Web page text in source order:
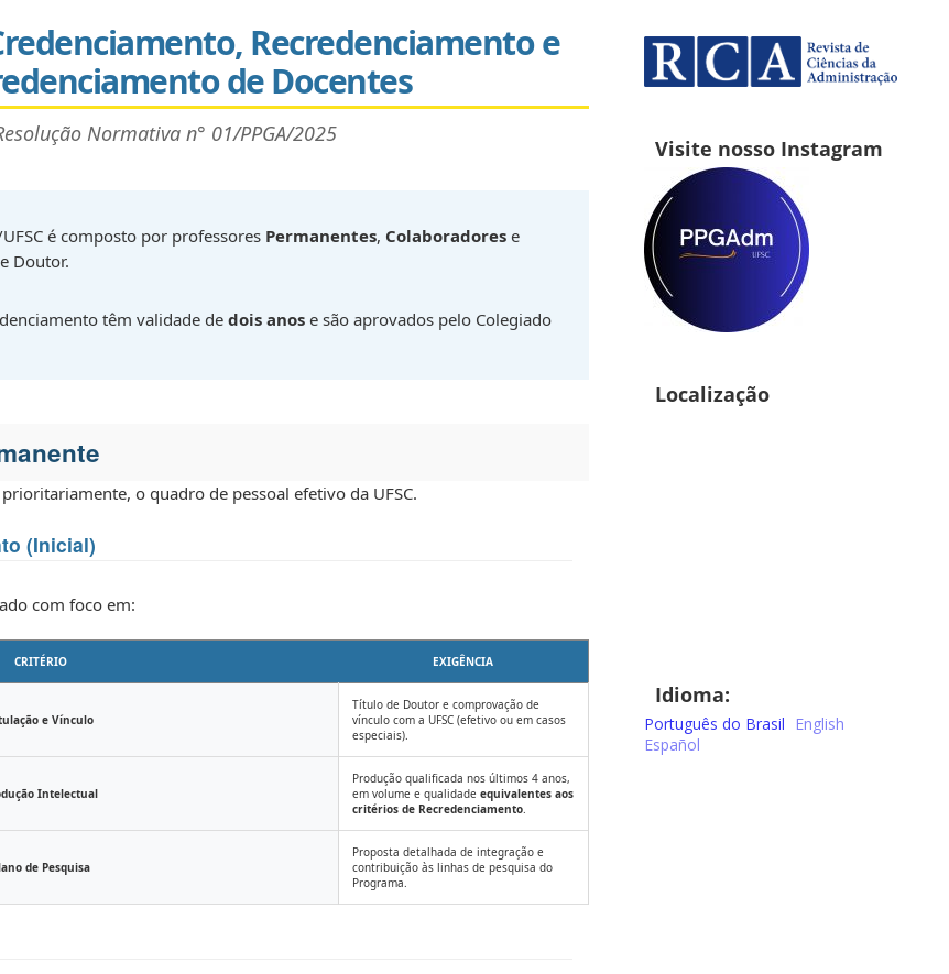
Recredenciamento e
de Docentes
Normativa n° 01/PPGA/2025
é composto por professores Permanentes, Colaboradores e
Doutor.
têm validade de dois anos e são aprovados pelo Colegiado
o quadro de pessoal efetivo da UFSC.
(Inicial)
com foco em:
CRITÉRIO EXIGÊNCIA
e Vínculo
Título de Doutor e comprovação de
vínculo com a UFSC (efetivo ou em casos
especiais).
Intelectual
Produção qualificada nos últimos 4 anos,
em volume e qualidade equivalentes aos
critérios de Recredenciamento
de Pesquisa
Proposta detalhada de integração e
contribuição às linhas de pesquisa do
Programa.
Visite nosso Instagram
Localização
Idioma:
Português do Brasil
English
Español